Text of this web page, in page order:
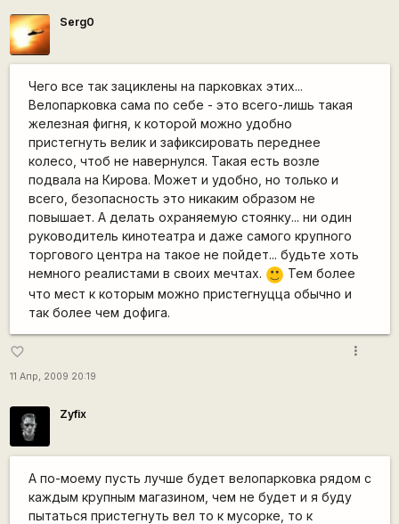
Serg0
Чего все так зациклены на парковках этих...
Велопарковка сама по себе - это всего-лишь такая
железная фигня, к которой можно удобно
пристегнуть велик и зафиксировать переднее
колесо, чтоб не навернулся. Такая есть возле
подвала на Кирова. Может и удобно, но только и
всего, безопасность это никаким образом не
повышает. А делать охраняемую стоянку... ни один
руководитель кинотеатра и даже самого крупного
торгового центра на такое не пойдет... будьте хоть
немного реалистами в своих мечтах.
:)
Тем более
что мест к которым можно пристегнуцца обычно и
так более чем дофига.
favorite_border
11 Апр, 2009 20:19
more_vert
Zyfix
А по-моему пусть лучше будет велопарковка рядом с
каждым крупным магазином, чем не будет и я буду
пытаться пристегнуть вел то к мусорке, то к